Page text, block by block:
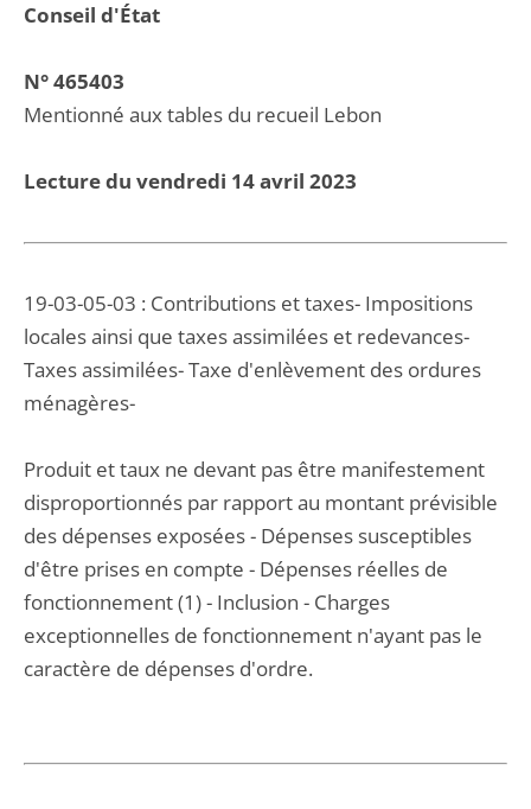
Conseil d'État
N° 465403
Mentionné aux tables du recueil Lebon
Lecture du vendredi 14 avril 2023
19-03-05-03 : Contributions et taxes- Impositions
locales ainsi que taxes assimilées et redevances-
Taxes assimilées- Taxe d'enlèvement des ordures
ménagères-
Produit et taux ne devant pas être manifestement
disproportionnés par rapport au montant prévisible
des dépenses exposées - Dépenses susceptibles
d'être prises en compte - Dépenses réelles de
fonctionnement (1) - Inclusion - Charges
exceptionnelles de fonctionnement n'ayant pas le
caractère de dépenses d'ordre.